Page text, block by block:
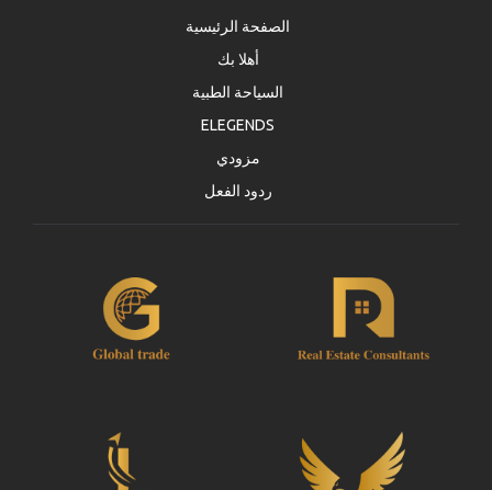
الصفحة الرئيسية
أهلا بك
السياحة الطبية
ELEGENDS
مزودي
ردود الفعل